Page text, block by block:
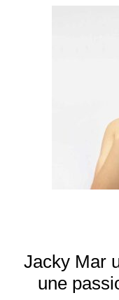
Jacky Mar
une